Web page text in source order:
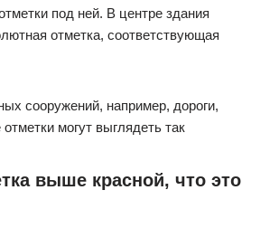
под ней. В центре здания
отметка, соответствующая
сооружений, например, дороги,
могут выглядеть так
выше красной, что это